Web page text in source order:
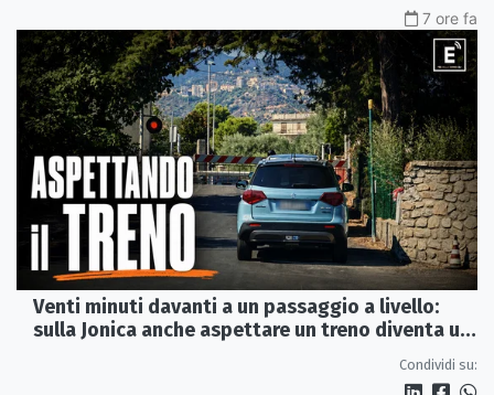
7 ore fa
Venti minuti davanti a un passaggio a livello:
sulla Jonica anche aspettare un treno diventa un
Condividi su: